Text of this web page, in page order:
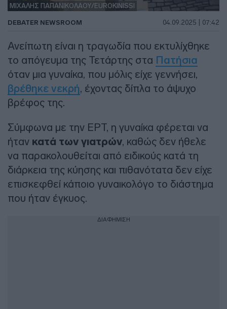
ΜΙΧΑΛΗΣ ΠΑΠΑΝΙΚΟΛΑΟΥ/EUROKINISSI
DEBATER NEWSROOM 04.09.2025 | 07:42
Ανείπωτη είναι η τραγωδία που εκτυλίχθηκε
το απόγευμα της Τετάρτης στα Πατήσια
όταν μια γυναίκα, που μόλις είχε γεννήσει,
βρέθηκε νεκρή, έχοντας δίπλα το άψυχο
βρέφος της.
Σύμφωνα με την ΕΡΤ, η γυναίκα φέρεται να
ήταν κατά των γιατρών, καθώς δεν ήθελε
να παρακολουθείται από ειδικούς κατά τη
διάρκεια της κύησης και πιθανότατα δεν είχε
επισκεφθεί κάποιο γυναικολόγο το διάστημα
που ήταν έγκυος.
ΔΙΑΦΗΜΙΣΗ